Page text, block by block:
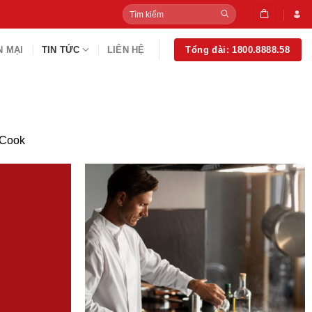
Tìm
kiếm:
MẠI TIN TỨC LIÊN HỆ Tổng đài: 1800.8888.58